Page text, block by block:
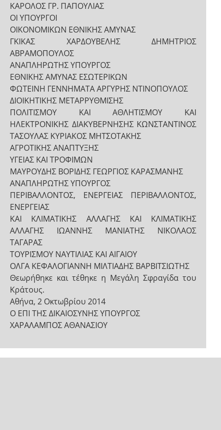
ΚΑΡΟΛΟΣ ΓΡ. ΠΑΠΟΥΛΙΑΣ
ΟΙ ΥΠΟΥΡΓΟΙ
ΟΙΚΟΝΟΜΙΚΩΝ ΕΘΝΙΚΗΣ ΑΜΥΝΑΣ
ΓΚΙΚΑΣ ΧΑΡΔΟΥΒΕΛΗΣ ΔΗΜΗΤΡΙΟΣ
ΑΒΡΑΜΟΠΟΥΛΟΣ
ΑΝΑΠΛΗΡΩΤΗΣ ΥΠΟΥΡΓΟΣ
ΕΘΝΙΚΗΣ ΑΜΥΝΑΣ ΕΣΩΤΕΡΙΚΩΝ
ΦΩΤΕΙΝΗ ΓΕΝΝΗΜΑΤΑ ΑΡΓΥΡΗΣ ΝΤΙΝΟΠΟΥΛΟΣ
ΔΙΟΙΚΗΤΙΚΗΣ ΜΕΤΑΡΡΥΘΜΙΣΗΣ
ΠΟΛΙΤΙΣΜΟΥ ΚΑΙ ΑΘΛΗΤΙΣΜΟΥ ΚΑΙ
ΗΛΕΚΤΡΟΝΙΚΗΣ ΔΙΑΚΥΒΕΡΝΗΣΗΣ ΚΩΝΣΤΑΝΤΙΝΟΣ
ΤΑΣΟΥΛΑΣ ΚΥΡΙΑΚΟΣ ΜΗΤΣΟΤΑΚΗΣ
ΑΓΡΟΤΙΚΗΣ ΑΝΑΠΤΥΞΗΣ
ΥΓΕΙΑΣ ΚΑΙ ΤΡΟΦΙΜΩΝ
ΜΑΥΡΟΥΔΗΣ ΒΟΡΙΔΗΣ ΓΕΩΡΓΙΟΣ ΚΑΡΑΣΜΑΝΗΣ
ΑΝΑΠΛΗΡΩΤΗΣ ΥΠΟΥΡΓΟΣ
ΠΕΡΙΒΑΛΛΟΝΤΟΣ, ΕΝΕΡΓΕΙΑΣ ΠΕΡΙΒΑΛΛΟΝΤΟΣ,
ΕΝΕΡΓΕΙΑΣ
ΚΑΙ ΚΛΙΜΑΤΙΚΗΣ ΑΛΛΑΓΗΣ ΚΑΙ ΚΛΙΜΑΤΙΚΗΣ
ΑΛΛΑΓΗΣ ΙΩΑΝΝΗΣ ΜΑΝΙΑΤΗΣ ΝΙΚΟΛΑΟΣ
ΤΑΓΑΡΑΣ
ΤΟΥΡΙΣΜΟΥ ΝΑΥΤΙΛΙΑΣ ΚΑΙ ΑΙΓΑΙΟΥ
ΟΛΓΑ ΚΕΦΑΛΟΓΙΑΝΝΗ ΜΙΛΤΙΑΔΗΣ ΒΑΡΒΙΤΣΙΩΤΗΣ
Θεωρήθηκε και τέθηκε η Μεγάλη Σφραγίδα του
Κράτους.
Αθήνα, 2 Οκτωβρίου 2014
Ο ΕΠΙ ΤΗΣ ΔΙΚΑΙΟΣΥΝΗΣ ΥΠΟΥΡΓΟΣ
ΧΑΡΑΛΑΜΠΟΣ ΑΘΑΝΑΣΙΟΥ